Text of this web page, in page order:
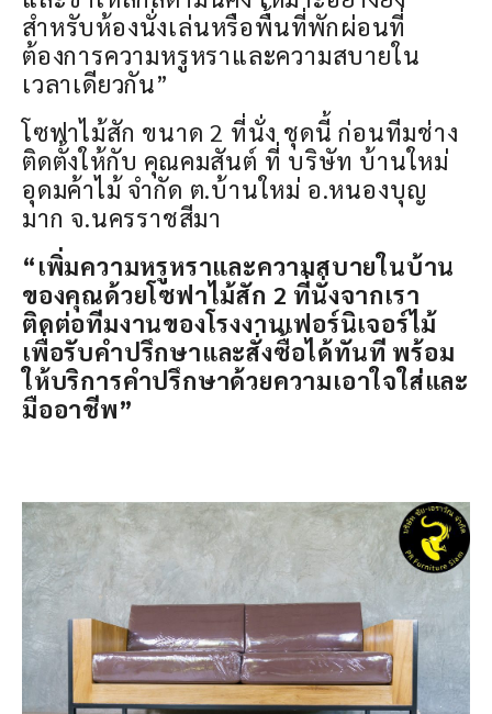
สำหรับห้องนั่งเล่นหรือพื้นที่พักผ่อนที่
ต้องการความหรูหราและความสบายใน
เวลาเดียวกัน”
โซฟาไม้สัก ขนาด 2 ที่นั่ง ชุดนี้ ก่อนทีมช่าง
ติดตั้งให้กับ คุณคมสันต์ ที่ บริษัท บ้านใหม่
อุดมค้าไม้ จำกัด ต.บ้านใหม่ อ.หนองบุญ
มาก จ.นครราชสีมา
“เพิ่มความหรูหราและความสบายในบ้าน
ของคุณด้วยโซฟาไม้สัก 2 ที่นั่งจากเรา
ติดต่อทีมงานของโรงงานเฟอร์นิเจอร์ไม้
เพื่อรับคำปรึกษาและสั่งซื้อได้ทันที พร้อม
ให้บริการคำปรึกษาด้วยความเอาใจใส่และ
มืออาชีพ”